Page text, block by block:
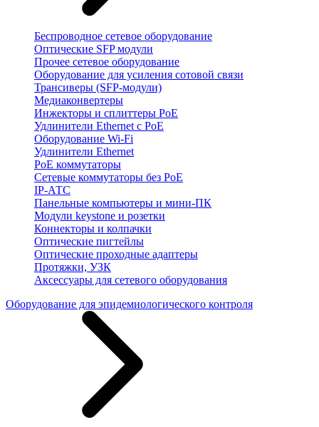
Беспроводное сетевое оборудование
Оптические SFP модули
Прочее сетевое оборудование
Оборудование для усиления сотовой связи
Трансиверы (SFP-модули)
Медиаконвертеры
Инжекторы и сплиттеры PoE
Удлинители Ethernet с PoE
Оборудование Wi-Fi
Удлинители Ethernet
PoE коммутаторы
Сетевые коммутаторы без PoE
IP-АТС
Панельные компьютеры и мини-ПК
Модули keystone и розетки
Коннекторы и колпачки
Оптические пигтейлы
Оптические проходные адаптеры
Протяжки, УЗК
Аксессуары для сетевого оборудования
Оборудование для эпидемиологического контроля